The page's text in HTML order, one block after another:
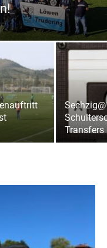
Transfers